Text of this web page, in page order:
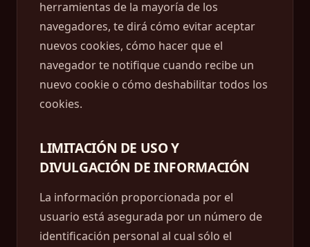
herramientas de la mayoría de los
navegadores, te dirá cómo evitar aceptar
nuevos cookies, cómo hacer que el
navegador te notifique cuando recibe un
nuevo cookie o cómo deshabilitar todos los
cookies.
LIMITACIÓN DE USO Y
DIVULGACIÓN DE INFORMACIÓN
La información proporcionada por el
usuario está asegurada por un número de
identificación personal al cual sólo el